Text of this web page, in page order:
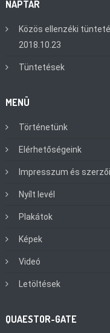
NAPTÁR
Közös ellenzéki
2018.10.23
Tüntetések
MENÜ
Történetünk
Elérhetőségeink
Impresszum és
Nyílt levél
Plakátok
Képek
Videó
Letöltések
QUAESTOR-GATE